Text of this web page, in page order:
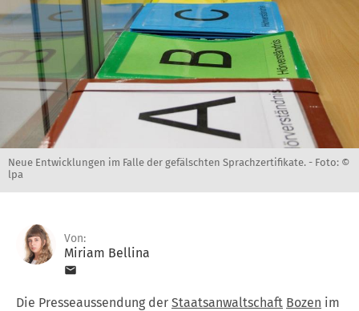
Neue Entwicklungen im Falle der gefälschten Sprachzertifikate. - Foto: ©
lpa
Von:
Miriam Bellina
Die Presseaussendung der Staatsanwaltschaft Bozen im